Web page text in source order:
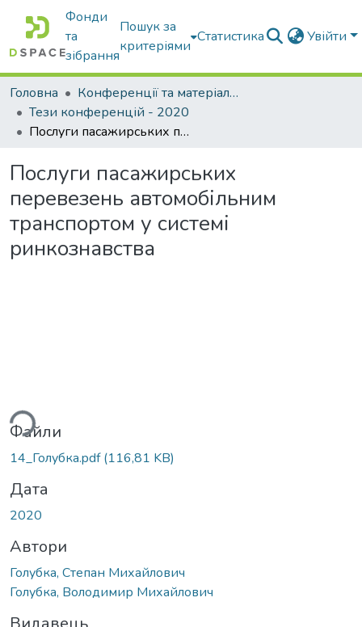
Фонди
та
зібрання
Пошук за
критеріями
Статистика Увійти
Головна
Конференції та матеріали конференцій
Тези конференцій - 2020
Послуги пасажирських перевезень автомобільним транспортом у системі ринкознавства
Послуги пасажирських
перевезень автомобільним
транспортом у системі
ринкознавства
Файли
14_Голубка.pdf(116,81 KB)
Дата
2020
Автори
Голубка, Степан Михайлович
Голубка, Володимир Михайлович